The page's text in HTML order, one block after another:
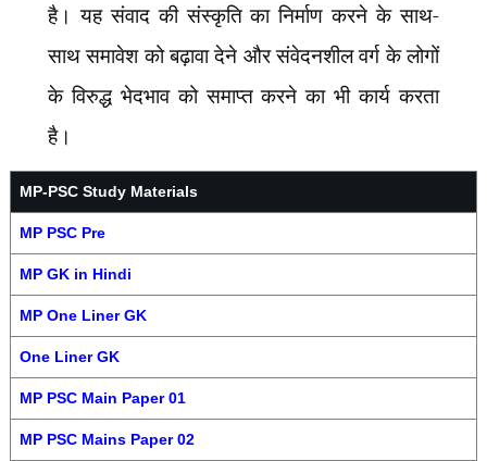
है। यह संवाद की संस्कृति का निर्माण करने के साथ-
साथ समावेश को बढ़ावा देने और संवेदनशील वर्ग के लोगों
के विरुद्ध भेदभाव को समाप्त करने का भी कार्य करता
है।
MP-PSC Study Materials
MP PSC Pre
MP GK in Hindi
MP One Liner GK
One Liner GK
MP PSC Main Paper 01
MP PSC Mains Paper 02